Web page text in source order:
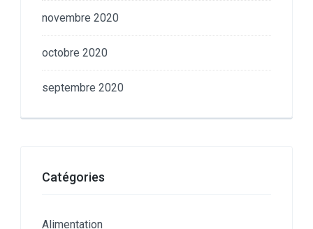
novembre 2020
octobre 2020
septembre 2020
Catégories
Alimentation